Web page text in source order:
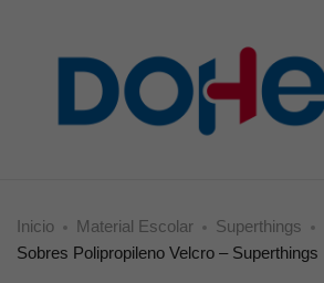
Inicio Material Escolar Superthings
Sobres Polipropileno Velcro – Superthings